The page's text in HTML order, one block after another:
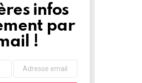
infos
par
!